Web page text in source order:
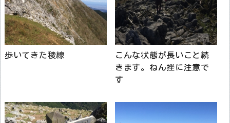
歩いてきた稜線
こんな状態が長いこと続
きます。ねん挫に注意で
す